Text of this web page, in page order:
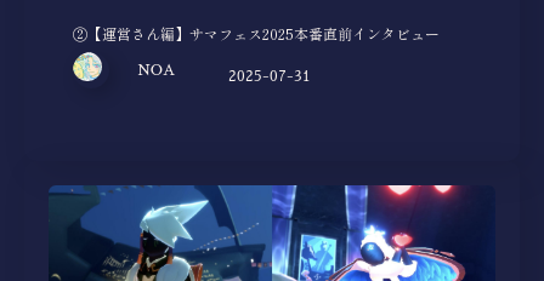
②【運営さん編】サマフェス2025本番直前インタビュー
NOA 2025-07-31